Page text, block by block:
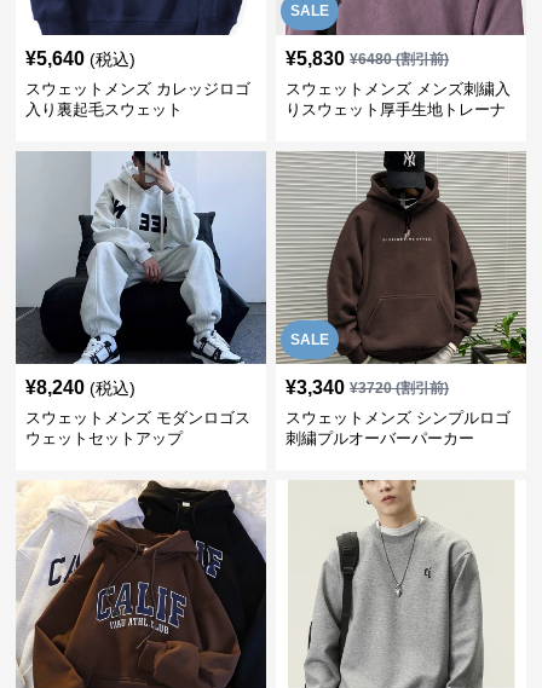
¥5,640 (税込)
スウェットメンズ カレッジロゴ
入り裏起毛スウェット
SALE
¥5,830 ¥6480(割引前)
スウェットメンズ メンズ刺繍入
りスウェット厚手生地トレーナ
¥8,240 (税込)
スウェットメンズ モダンロゴス
ウェットセットアップ
SALE
¥3,340 ¥3720(割引前)
スウェットメンズ シンプルロゴ
刺繍プルオーバーパーカー